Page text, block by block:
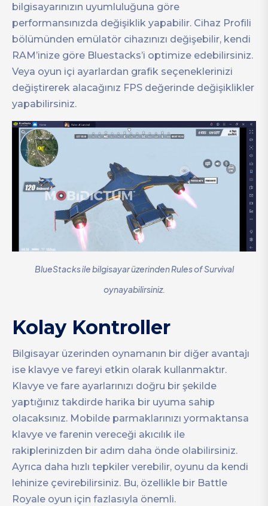
bilgisayarınızın uyumluluğuna göre
performansınızda değişiklik yapabilir. Cihaz Profili
bölümünden emülatör cihazınızı değişebilir, kendi
RAM’inize göre Bluestacks’i optimize edebilirsiniz.
Veya oyun içi ayarlardan grafik seçeneklerinizi
değiştirerek alacağınız FPS değerinde değişiklikler
yapabilirsiniz.
BlueStacks ile bilgisayar üzerinden Rules of Survival
oynayabilirsiniz.
Kolay Kontroller
Bilgisayar üzerinden oynamanın bir diğer avantajı
ise klavye ve fareyi etkin olarak kullanmaktır.
Klavye ve fare ayarlarınızı doğru bir şekilde
yaptığınız takdirde harika bir uyuma sahip
olacaksınız. Mobilde parmaklarınızı yormaktansa
klavye ve farenin vereceği akıcılık ile
rakiplerinizden bir adım daha önde olabilirsiniz.
Ayrıca daha hızlı tepkiler verebilir, oyunu da kendi
lehinize çevirebilirsiniz. Bu, özellikle bir Battle
Royale oyun için fazlasıyla önemli.